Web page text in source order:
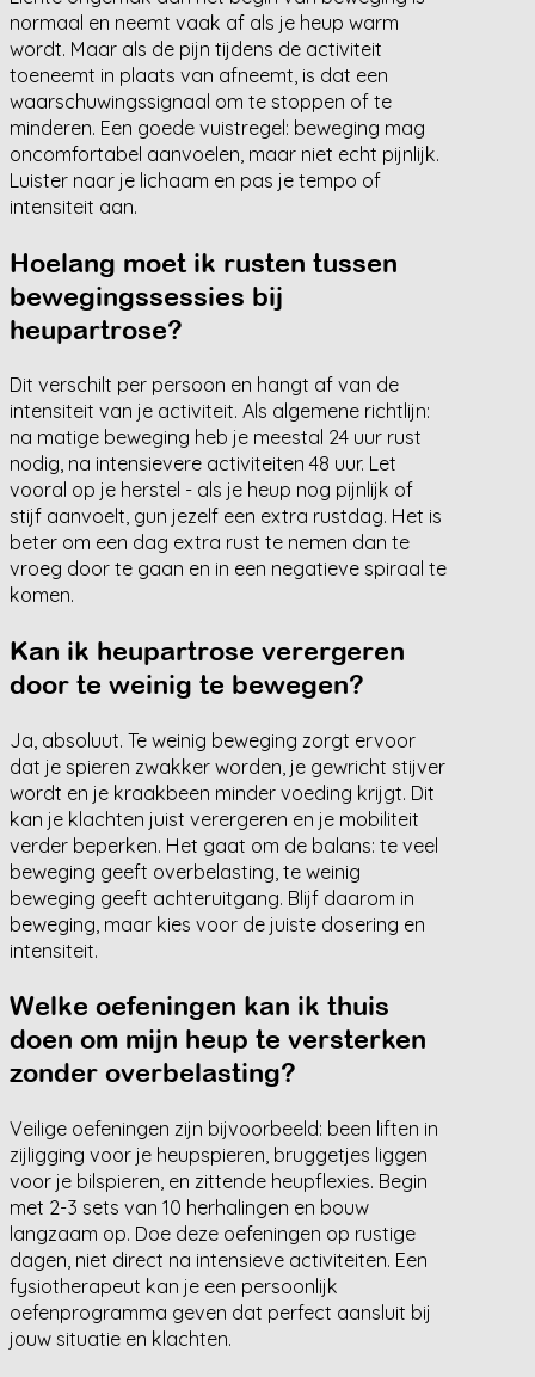
normaal en neemt vaak af als je heup warm
wordt. Maar als de pijn tijdens de activiteit
toeneemt in plaats van afneemt, is dat een
waarschuwingssignaal om te stoppen of te
minderen. Een goede vuistregel: beweging mag
oncomfortabel aanvoelen, maar niet echt pijnlijk.
Luister naar je lichaam en pas je tempo of
intensiteit aan.
Hoelang moet ik rusten tussen
bewegingssessies bij
heupartrose?
Dit verschilt per persoon en hangt af van de
intensiteit van je activiteit. Als algemene richtlijn:
na matige beweging heb je meestal 24 uur rust
nodig, na intensievere activiteiten 48 uur. Let
vooral op je herstel - als je heup nog pijnlijk of
stijf aanvoelt, gun jezelf een extra rustdag. Het is
beter om een dag extra rust te nemen dan te
vroeg door te gaan en in een negatieve spiraal te
komen.
Kan ik heupartrose verergeren
door te weinig te bewegen?
Ja, absoluut. Te weinig beweging zorgt ervoor
dat je spieren zwakker worden, je gewricht stijver
wordt en je kraakbeen minder voeding krijgt. Dit
kan je klachten juist verergeren en je mobiliteit
verder beperken. Het gaat om de balans: te veel
beweging geeft overbelasting, te weinig
beweging geeft achteruitgang. Blijf daarom in
beweging, maar kies voor de juiste dosering en
intensiteit.
Welke oefeningen kan ik thuis
doen om mijn heup te versterken
zonder overbelasting?
Veilige oefeningen zijn bijvoorbeeld: been liften in
zijligging voor je heupspieren, bruggetjes liggen
voor je bilspieren, en zittende heupflexies. Begin
met 2-3 sets van 10 herhalingen en bouw
langzaam op. Doe deze oefeningen op rustige
dagen, niet direct na intensieve activiteiten. Een
fysiotherapeut kan je een persoonlijk
oefenprogramma geven dat perfect aansluit bij
jouw situatie en klachten.